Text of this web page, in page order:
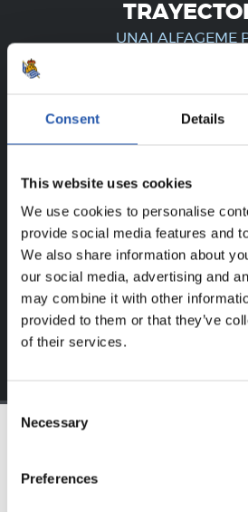
Consent Details
This website uses cookies
We use cookies to personalise
provide social media features and
We also share information about
our social media, advertising and
may combine it with other
provided to them or that they’ve
of their services.
Consent
Selection
Necessary
Preferences
UNAI ALFAGEME
¡SOLO PARA
nuestra web.
Regístrate haciendo clic en el
contenido